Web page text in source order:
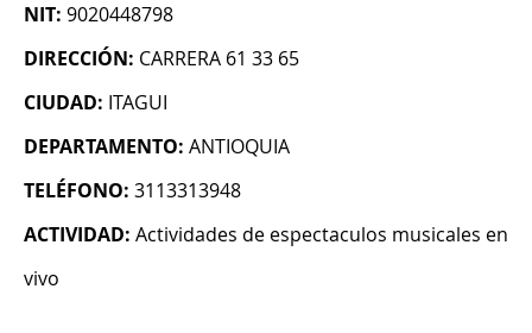
NIT: 9020448798
DIRECCIÓN: CARRERA 61 33 65
CIUDAD: ITAGUI
DEPARTAMENTO: ANTIOQUIA
TELÉFONO: 3113313948
ACTIVIDAD: Actividades de espectaculos musicales en
vivo